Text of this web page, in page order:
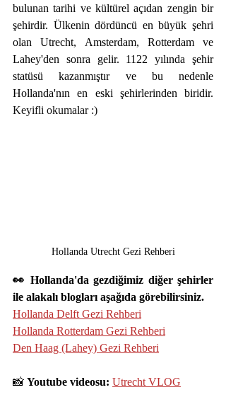
bulunan tarihi ve kültürel açıdan zengin bir
şehirdir. Ülkenin dördüncü en büyük şehri
olan Utrecht, Amsterdam, Rotterdam ve
Lahey'den sonra gelir. 1122 yılında şehir
statüsü kazanmıştır ve bu nedenle
Hollanda'nın en eski şehirlerinden biridir.
Keyifli okumalar :)
Hollanda Utrecht Gezi Rehberi
👀 Hollanda'da gezdiğimiz diğer şehirler
ile alakalı blogları aşağıda görebilirsiniz.
Hollanda Delft Gezi Rehberi
Hollanda Rotterdam Gezi Rehberi
Den Haag (Lahey) Gezi Rehberi
📸 Youtube videosu: Utrecht VLOG